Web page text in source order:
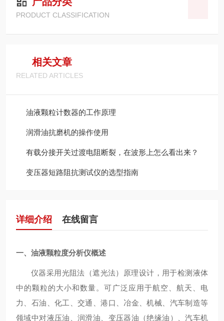
PRODUCT CLASSIFICATION
相关文章
RELATED ARTICLES
油液颗粒计数器的工作原理
润滑油抗磨机的操作使用
有载分接开关过渡电阻断裂，在波形上怎么看出来？
变压器短路阻抗测试仪的选型指南
详细介绍 在线留言
一、 油液颗粒度分析仪概述
仪器采用光阻法（遮光法）原理设计，用于检测液体
中的颗粒的大小和数量。可广泛应用于航空、航天、电
力、石油、化工、交通、港口、冶金、机械、汽车制造等
领域中对液压油、润滑油、变压器油（绝缘油）、汽车机